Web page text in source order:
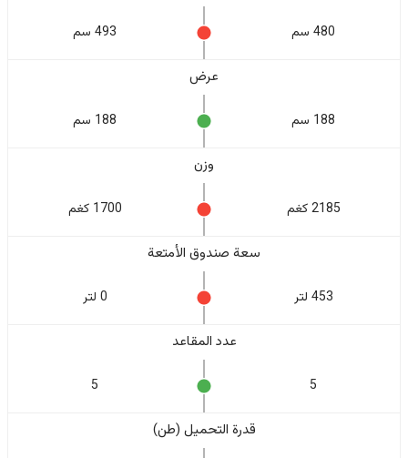
480 سم 493 سم
عرض
188 سم 188 سم
وزن
2185 كغم 1700 كغم
سعة صندوق الأمتعة
453 لتر 0 لتر
عدد المقاعد
5
5
قدرة التحميل (طن)